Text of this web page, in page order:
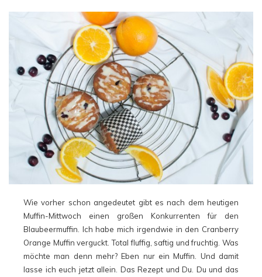
Wie vorher schon angedeutet gibt es nach dem heutigen
Muffin-Mittwoch einen großen Konkurrenten für den
Blaubeermuffin. Ich habe mich irgendwie in den Cranberry
Orange Muffin verguckt. Total fluffig, saftig und fruchtig. Was
möchte man denn mehr? Eben nur ein Muffin. Und damit
lasse ich euch jetzt allein. Das Rezept und Du. Du und das